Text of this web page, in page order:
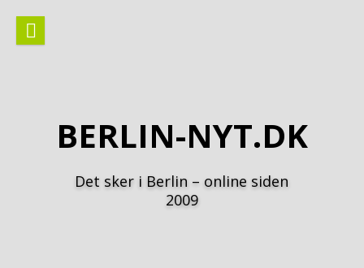
indhold
BERLIN-NYT.DK
Det sker i Berlin – online siden
2009